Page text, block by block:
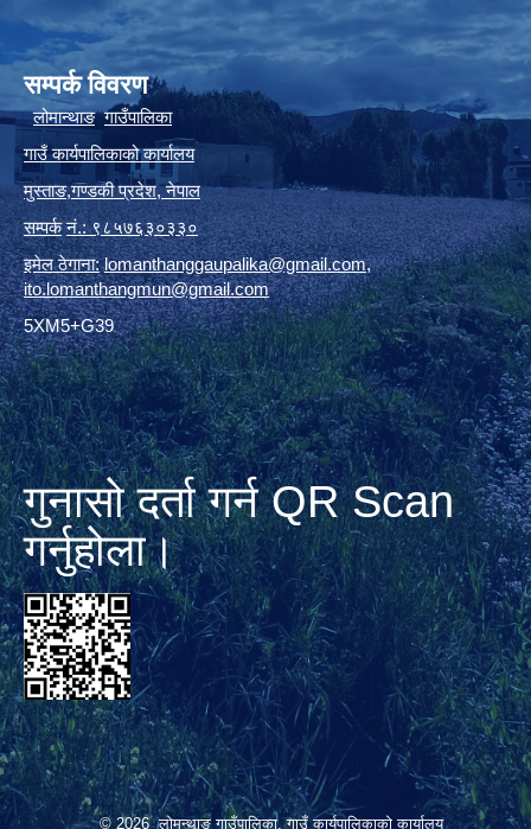
सम्पर्क विवरण
लोमान्थाङ गाउँपालिका
गाउँ कार्यपालिकाको कार्यालय
मुस्ताङ,गण्डकी प्रदेश,नेपाल
सम्पर्क नं.: ९८५७६३०३३०
इमेल ठेगाना: lomanthanggaupalika@gmail.com,
ito.lomanthangmun@gmail.com
5XM5+G39
गुनासो दर्ता गर्न QR Scan
गर्नुहोला।
© 2026 लोमन्थाङ गाउँपालिका, गाउँ कार्यपालिकाको कार्यालय